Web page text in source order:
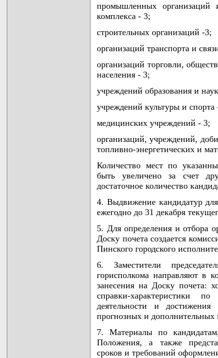
промышленных организаций
комплекса - 3;
строительных организаций -3;
организаций транспорта и
организаций торговли,
населения - 3;
учреждений образования и
учреждений культуры и спорта
медицинских учреждений - 3;
организаций, учреждений,
топливно-энергетических и
Количество мест по
быть увеличено за счет
достаточное количество
4. Выдвижение кандидатур
ежегодно до 31 декабря
5. Для определения и отбора
Доску почета создается
Пинского городского
6. Заместители
горисполкома направляют в
занесения на Доску почета:
справки-характеристики по
деятельности и
прогнозных и дополнительных
7. Материалы по
Положения, а также
сроков и требований